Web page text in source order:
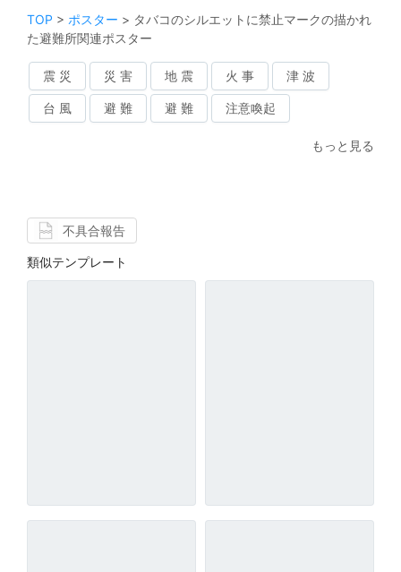
TOP > ポスター > タバコのシルエットに禁止マークの描かれ
た避難所関連ポスター
震 災 災 害 地 震 火 事 津 波
台 風 避 難 避 難 注意喚起
もっと見る
不具合報告
類似テンプレート